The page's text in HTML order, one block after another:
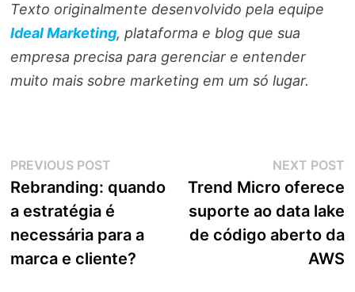
Texto originalmente desenvolvido pela equipe
Ideal Marketing, plataforma e blog que sua
empresa precisa para gerenciar e entender
muito mais sobre marketing em um só lugar.
Navegação
de
Post
PREVIOUS POSTPrevious
post:
Rebranding: quando
a estratégia é
necessária para a
marca e cliente?
NEXT POST
Trend Micro oferece
suporte ao data lake
de código aberto da
AWS